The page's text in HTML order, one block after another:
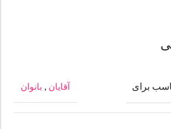
برای آقایان , بانوان